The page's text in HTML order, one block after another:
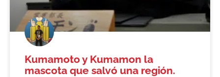
Kumamoto y Kumamon la
mascota que salvó una región.